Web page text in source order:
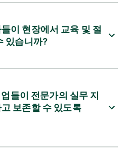
이 현장에서 교육 및 절
있습니까?
들이 전문가의 실무 지
보존할 수 있도록